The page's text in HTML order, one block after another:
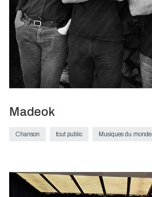
Madeok
Chanson tout public Musiques du monde